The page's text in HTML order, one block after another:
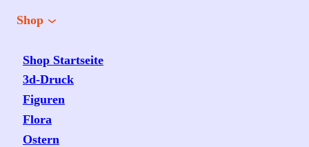
Shop
Shop Startseite
3d-Druck
Figuren
Flora
Ostern